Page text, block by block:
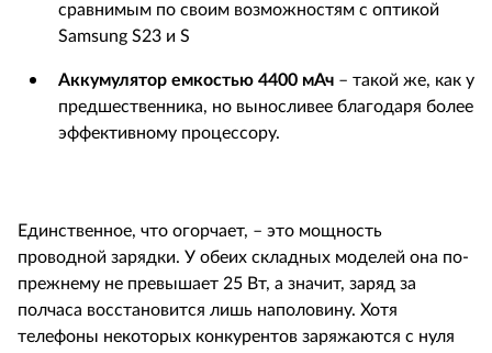
сравнимым по своим возможностям с оптикой
Samsung S23 и S
Аккумулятор емкостью 4400 мАч – такой же, как у
предшественника, но выносливее благодаря более
эффективному процессору.
Единственное, что огорчает, – это мощность
проводной зарядки. У обеих складных моделей она по-
прежнему не превышает 25 Вт, а значит, заряд за
полчаса восстановится лишь наполовину. Хотя
телефоны некоторых конкурентов заряжаются с нуля